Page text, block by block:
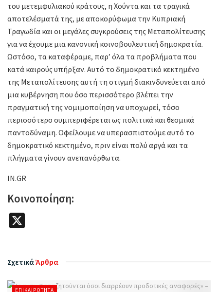
του μετεμφυλιακού κράτους, η Χούντα και τα τραγικά
αποτελέσματά της, με αποκορύφωμα την Κυπριακή
Τραγωδία και οι μεγάλες συγκρούσεις της Μεταπολίτευσης
για να έχουμε μια κανονική κοινοβουλευτική δημοκρατία.
Ωστόσο, τα καταφέραμε, παρ’ όλα τα προβλήματα που
κατά καιρούς υπήρξαν. Αυτό το δημοκρατικό κεκτημένο
της Μεταπολίτευσης αυτή τη στιγμή διακινδυνεύεται από
μια κυβέρνηση που όσο περισσότερο βλέπει την
πραγματική της νομιμοποίηση να υποχωρεί, τόσο
περισσότερο συμπεριφέρεται ως πολιτικά και θεσμικά
παντοδύναμη. Οφείλουμε να υπερασπιστούμε αυτό το
δημοκρατικό κεκτημένο, πριν είναι πολύ αργά και τα
πλήγματα γίνουν ανεπανόρθωτα.
IN.GR
Κοινοποίηση:
ΣχετικάΆρθρα
ΕΠΙΚΑΙΡΌΤΗΤΑ